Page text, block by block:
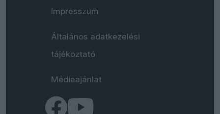
Impresszum
Általános adatkezelési
tájékoztató
Médiaajánlat